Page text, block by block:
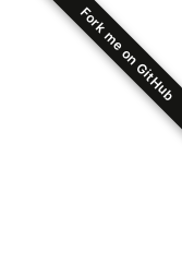
Fork me on GitHub